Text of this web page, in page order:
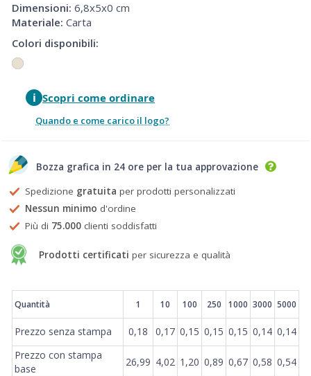
Dimensioni: 6,8x5x0 cm
Materiale: Carta
Colori disponibili:
i Scopri come ordinare
Quando e come carico il logo?
Bozza grafica in 24 ore per la tua approvazione
Spedizione gratuita per prodotti personalizzati
Nessun minimo d'ordine
Più di 75.000 clienti soddisfatti
Prodotti certificati per sicurezza e qualità
Prezzi
Quantità 1 10 100 250 1000 3000 5000
Prezzo senza stampa 0,18 0,17 0,15 0,15 0,15 0,14 0,14
Prezzo con stampa
base
26,99 4,02 1,20 0,89 0,67 0,58 0,54